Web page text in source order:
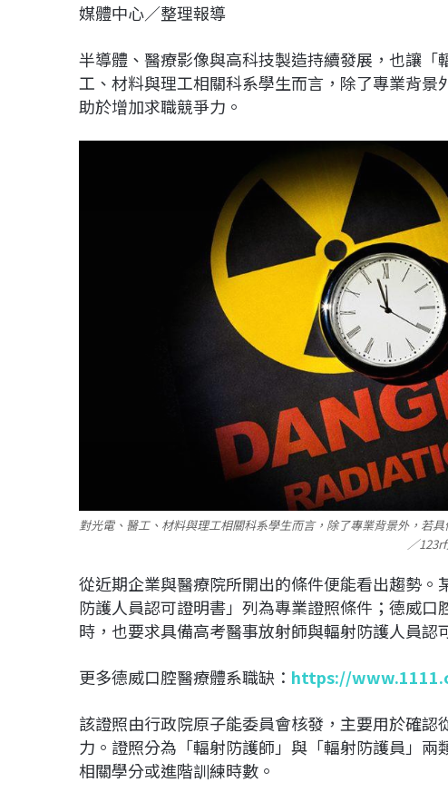
c
b
o
o
n
r
a
d
s
e
d
I
L
i
媒體中心／整理報導
半導體、醫療影像與高科技製造持續發展，也讓
工、材料與理工相關科系學生而言，除了專業背
助於增加求職競爭力。
對光電、醫工、材料與理工相關科系學生而言，除了專業背景外，若
／123rf
從近期企業與醫療院所開出的條件便能看出趨勢
防護人員認可證明書」列為專業證照條件；德威
時，也要求具備高考醫事放射師與輻射防護人員認
更多德威口腔醫療體系職缺： https://
該證照由行政院原子能委員會核發，主要用於確
力。證照分為「輻射防護師」與「輻射防護員」
相關學分或進階訓練時數。